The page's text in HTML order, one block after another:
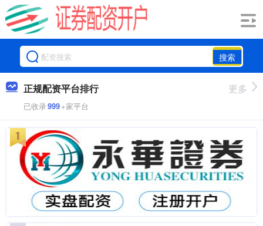
搜索
正规配资平台排行
已收录999+家平台
更多